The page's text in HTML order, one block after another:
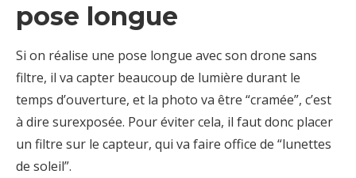
pose longue
Si on réalise une pose longue avec son drone sans
filtre, il va capter beaucoup de lumière durant le
temps d’ouverture, et la photo va être “cramée”, c’est
à dire surexposée. Pour éviter cela, il faut donc placer
un filtre sur le capteur, qui va faire office de “lunettes
de soleil”.